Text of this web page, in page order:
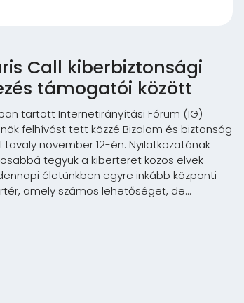
Call kiberbiztonsági
támogatói között
tartott Internetirányítási Fórum (IG)
felhívást tett közzé Bizalom és biztonság
november 12-én. Nyilatkozatának
tegyük a kiberteret közös elvek
életünkben egyre inkább központi
amely számos lehetőséget, de...